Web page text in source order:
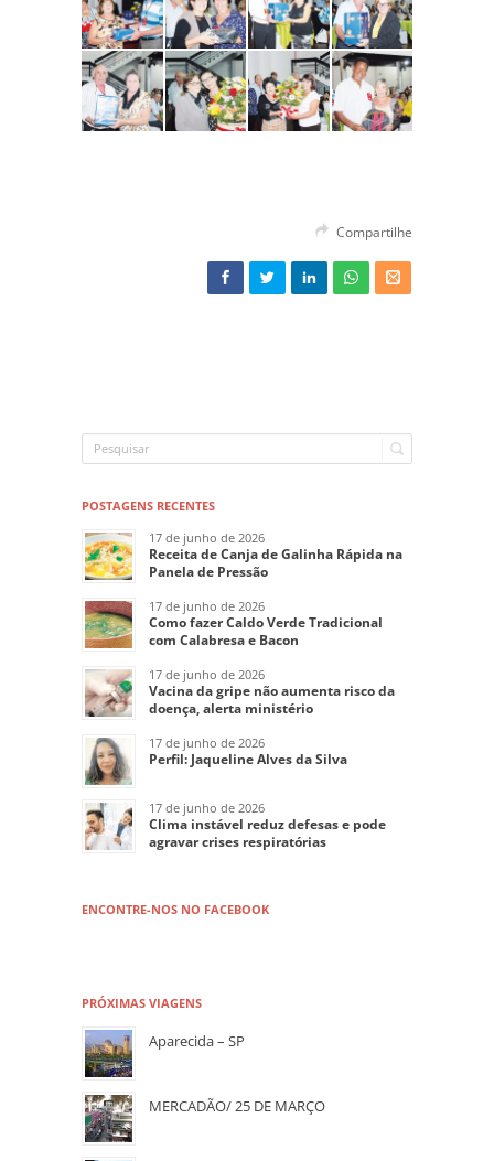
Compartilhe
POSTAGENS RECENTES
17 de junho de 2026
Receita de Canja de Galinha Rápida na
Panela de Pressão
17 de junho de 2026
Como fazer Caldo Verde Tradicional
com Calabresa e Bacon
17 de junho de 2026
Vacina da gripe não aumenta risco da
doença, alerta ministério
17 de junho de 2026
Perfil: Jaqueline Alves da Silva
17 de junho de 2026
Clima instável reduz defesas e pode
agravar crises respiratórias
ENCONTRE-NOS NO FACEBOOK
PRÓXIMAS VIAGENS
Aparecida – SP
MERCADÃO/ 25 DE MARÇO